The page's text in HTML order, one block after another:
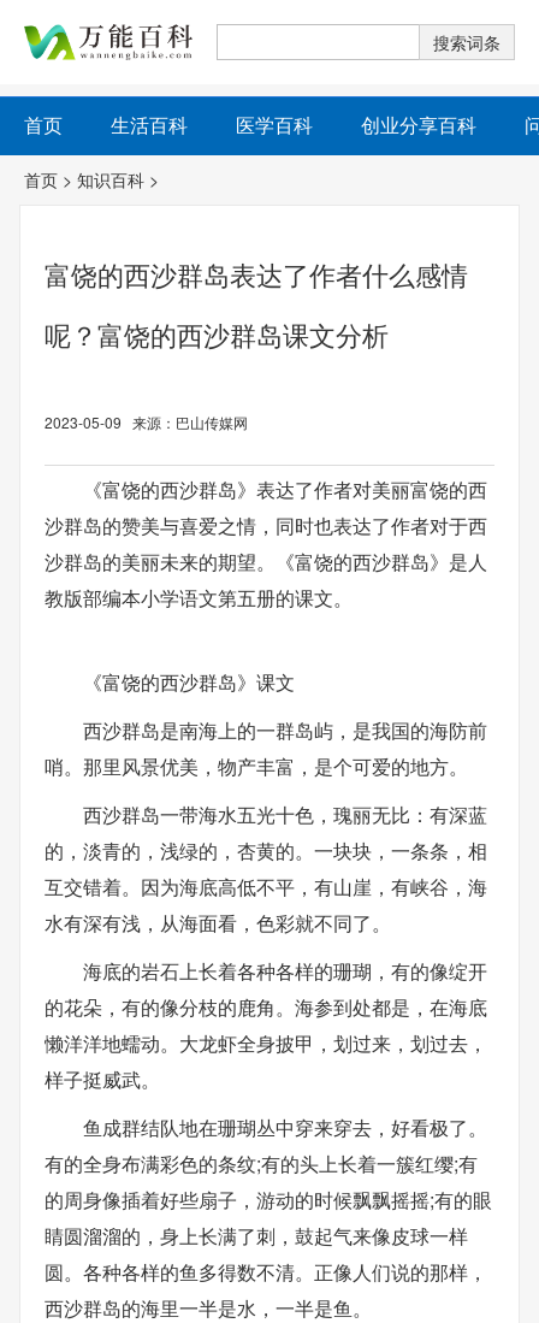
首页 生活百科 医学百科 创业分享百科
首页 > 知识百科 >
富饶的西沙群岛表达了作者什么感情
呢？富饶的西沙群岛课文分析
2023-05-09 来源：巴山传媒网
《富饶的西沙群岛》表达了作者对美丽富饶的西
沙群岛的赞美与喜爱之情，同时也表达了作者对于西
沙群岛的美丽未来的期望。《富饶的西沙群岛》是人
教版部编本小学语文第五册的课文。
《富饶的西沙群岛》课文
西沙群岛是南海上的一群岛屿，是我国的海防前
哨。那里风景优美，物产丰富，是个可爱的地方。
西沙群岛一带海水五光十色，瑰丽无比：有深蓝
的，淡青的，浅绿的，杏黄的。一块块，一条条，相
互交错着。因为海底高低不平，有山崖，有峡谷，海
水有深有浅，从海面看，色彩就不同了。
海底的岩石上长着各种各样的珊瑚，有的像绽开
的花朵，有的像分枝的鹿角。海参到处都是，在海底
懒洋洋地蠕动。大龙虾全身披甲，划过来，划过去，
样子挺威武。
鱼成群结队地在珊瑚丛中穿来穿去，好看极了。
有的全身布满彩色的条纹;有的头上长着一簇红缨;有
的周身像插着好些扇子，游动的时候飘飘摇摇;有的眼
睛圆溜溜的，身上长满了刺，鼓起气来像皮球一样
圆。各种各样的鱼多得数不清。正像人们说的那样，
西沙群岛的海里一半是水，一半是鱼。